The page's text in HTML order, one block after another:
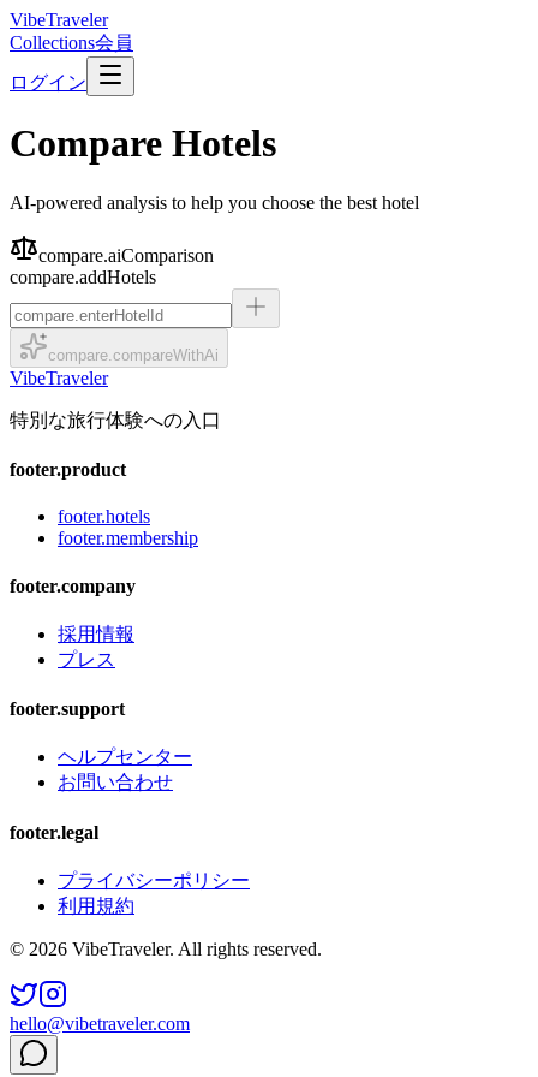
VibeTraveler
Collections会員
ログイン
Compare Hotels
AI-powered analysis to help you choose the best hotel
compare.aiComparison
compare.addHotels
compare.compareWithAi
VibeTraveler
特別な旅行体験への入口
footer.product
footer.hotels
footer.membership
footer.company
採用情報
プレス
footer.support
ヘルプセンター
お問い合わせ
footer.legal
プライバシーポリシー
利用規約
© 2026 VibeTraveler. All rights reserved.
hello@vibetraveler.com